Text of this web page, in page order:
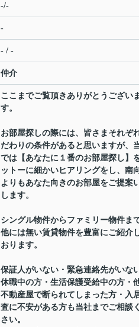
-/-
-
- / -
仲介
ここまでご覧頂きありがとうござい
す。
お部屋探しの際には、皆さまそれぞ
だわりの条件があると思いますが、
では【あなたに１番のお部屋探し】
ットーに細かいヒアリングをし、南
よりもあなた向きのお部屋をご提案
します。
シングル物件からファミリー物件まで
他には無い賃貸物件を豊富にご紹介
おります。
保証人がいない・緊急連絡先がいな
休職中の方・生活保護受給中の方・
不動産屋で断られてしまった方・入
査に不安がある方も当社までご相談
さい。